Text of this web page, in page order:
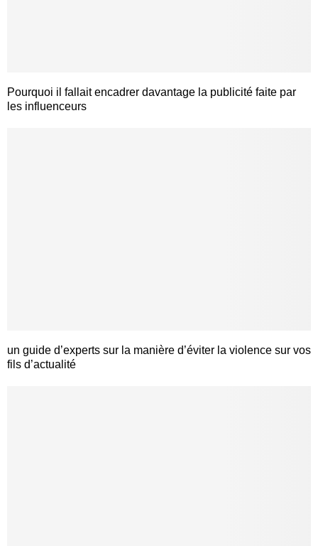
Pourquoi il fallait encadrer davantage la publicité faite par
les influenceurs
un guide d’experts sur la manière d’éviter la violence sur vos
fils d’actualité